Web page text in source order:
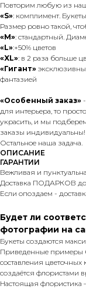
Повторим любую из
«S»: комплимент.
Размер ровно такой,
«М»: стандартный.
«L»:+50% цветов
«XL»: в 2 раза больше
«Гигант»
фантазией
«Особенный заказ»
для интерьера, то
украсить, и мы
заказы
Остальное наша задача.
ОПИСАНИЕ
ГАРАНТИИ
Вежливая и
Доставка ПОДАРКОВ
Если опоздаем -
Будет ли
фотографии на
Букеты создаются
Приведенные примеры
составления
создаётся флористами
Настоящая флористика